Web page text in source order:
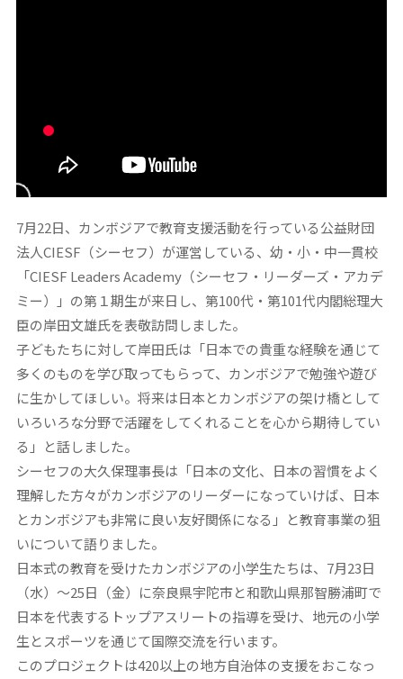
7月22日、カンボジアで教育支援活動を行っている公益財団
法人CIESF（シーセフ）が運営している、幼・小・中一貫校
「CIESF Leaders Academy（シーセフ・リーダーズ・アカデ
ミー）」の第１期生が来日し、第100代・第101代内閣総理大
臣の岸田文雄氏を表敬訪問しました。
子どもたちに対して岸田氏は「日本での貴重な経験を通じて
多くのものを学び取ってもらって、カンボジアで勉強や遊び
に生かしてほしい。将来は日本とカンボジアの架け橋として
いろいろな分野で活躍をしてくれることを心から期待してい
る」と話しました。
シーセフの大久保理事長は「日本の文化、日本の習慣をよく
理解した方々がカンボジアのリーダーになっていけば、日本
とカンボジアも非常に良い友好関係になる」と教育事業の狙
いについて語りました。
日本式の教育を受けたカンボジアの小学生たちは、7月23日
（水）～25日（金）に奈良県宇陀市と和歌山県那智勝浦町で
日本を代表するトップアスリートの指導を受け、地元の小学
生とスポーツを通じて国際交流を行います。
このプロジェクトは420以上の地方自治体の支援をおこなっ